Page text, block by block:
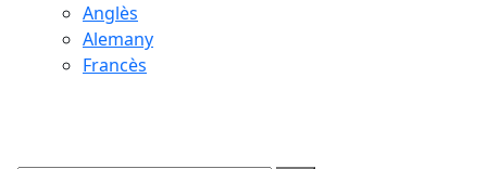
Anglès
Alemany
Francès